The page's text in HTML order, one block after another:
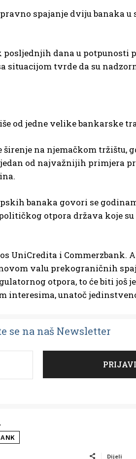
spajanje dviju banaka
dana u potpunosti
situacijom tvrde da su
od jedne velike bankarske
na njemačkom tržištu,
od najvažnijih primjera
banaka govori se
otpora država koje
UniCredita i Commerzbank.
valu prekograničnih
otpora, to će biti još
interesima, unatoč
e se na naš Newsletter
Dijeli